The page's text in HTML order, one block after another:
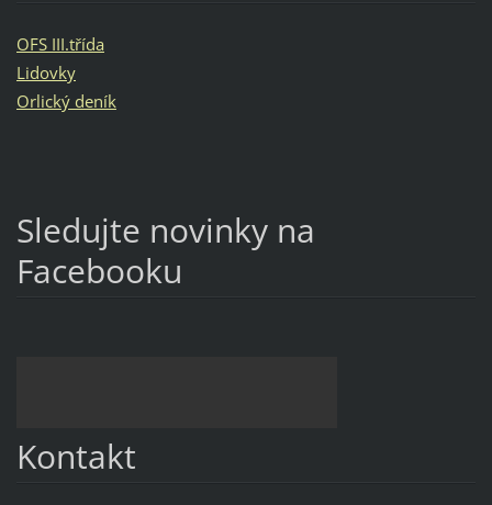
OFS III.třída
Lidovky
Orlický deník
Sledujte novinky na
Facebooku
Kontakt